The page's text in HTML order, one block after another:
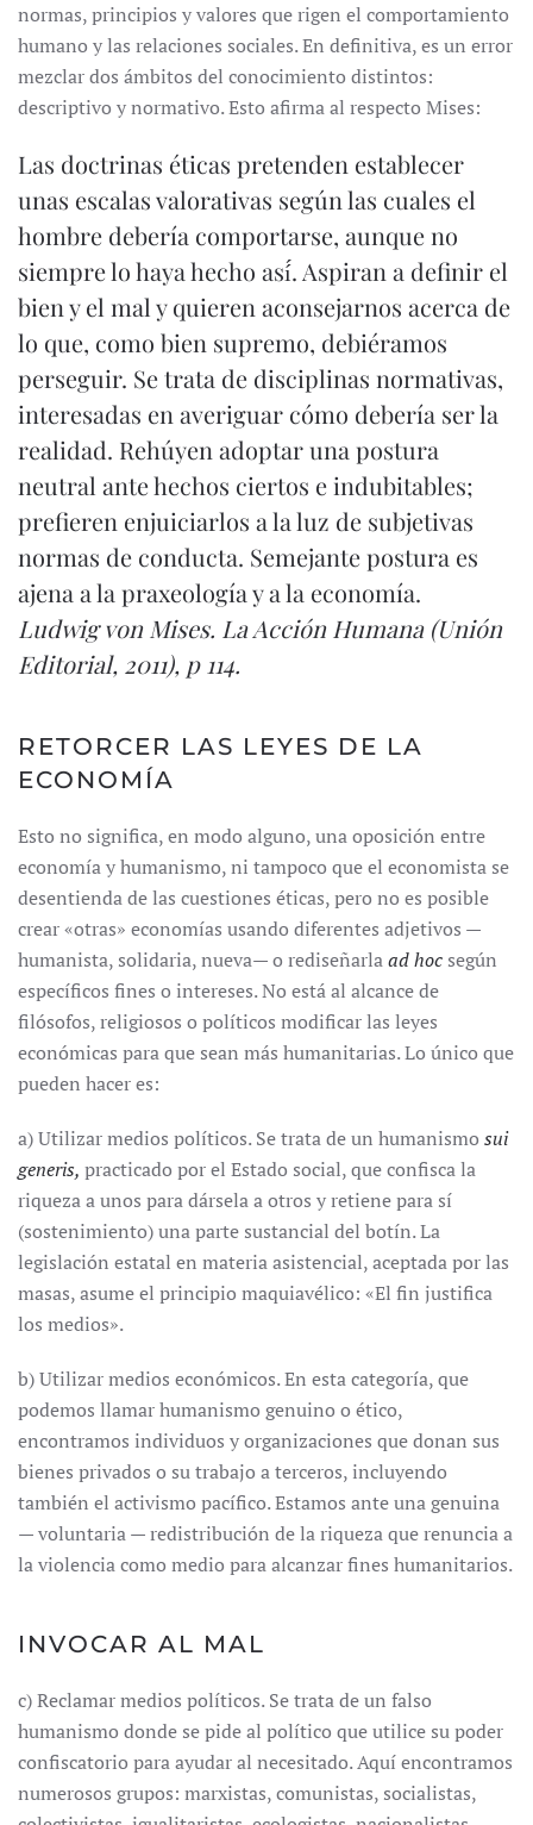
normas, principios y valores que rigen el comportamiento
humano y las relaciones sociales. En definitiva, es un error
mezclar dos ámbitos del conocimiento distintos:
descriptivo y normativo. Esto afirma al respecto Mises:
Las doctrinas éticas pretenden establecer
unas escalas valorativas según las cuales el
hombre debería comportarse, aunque no
siempre lo haya hecho así́. Aspiran a definir el
bien y el mal y quieren aconsejarnos acerca de
lo que, como bien supremo, debiéramos
perseguir. Se trata de disciplinas normativas,
interesadas en averiguar cómo debería ser la
realidad. Rehúyen adoptar una postura
neutral ante hechos ciertos e indubitables;
prefieren enjuiciarlos a la luz de subjetivas
normas de conducta. Semejante postura es
ajena a la praxeología y a la economía.
Ludwig von Mises. La Acción Humana (Unión
Editorial, 2011), p 114.
RETORCER LAS LEYES DE LA
ECONOMÍA
Esto no significa, en modo alguno, una oposición entre
economía y humanismo, ni tampoco que el economista se
desentienda de las cuestiones éticas, pero no es posible
crear «otras» economías usando diferentes adjetivos —
humanista, solidaria, nueva— o rediseñarlaad hoc según
específicos fines o intereses. No está al alcance de
filósofos, religiosos o políticos modificar las leyes
económicas para que sean más humanitarias. Lo único que
pueden hacer es:
a) Utilizar medios políticos. Se trata de un humanismo sui
generis, practicado por el Estado social, que confisca la
riqueza a unos para dársela a otros y retiene para sí
(sostenimiento) una parte sustancial del botín. La
legislación estatal en materia asistencial, aceptada por las
masas, asume el principio maquiavélico: «El fin justifica
los medios».
b) Utilizar medios económicos. En esta categoría, que
podemos llamar humanismo genuino o ético,
encontramos individuos y organizaciones que donan sus
bienes privados o su trabajo a terceros, incluyendo
también el activismo pacífico. Estamos ante una genuina
— voluntaria — redistribución de la riqueza que renuncia a
la violencia como medio para alcanzar fines humanitarios.
INVOCAR AL MAL
c) Reclamar medios políticos. Se trata de un falso
humanismo donde se pide al político que utilice su poder
confiscatorio para ayudar al necesitado. Aquí encontramos
numerosos grupos: marxistas, comunistas, socialistas,